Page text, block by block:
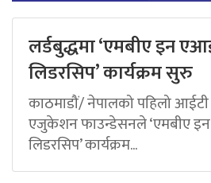
लर्डबुद्धमा ‘एमबीए इन
लिडरसिप’ कार्यक्रम सुरु
काठमाडौं/ नेपालको पहिलो
एजुकेशन फाउन्डेसनले ‘एमबीए इन
लिडरसिप’ कार्यक्रम...